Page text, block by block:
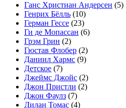
Ганс Христиан Андерсен (5)
Генрих Бёлль (10)
Герман Гессе (23)
Ги де Мопассан (6)
Грэм Грин (2)
Гюстав Флобер (2)
Даниил Хармс (9)
Детское (7)
Джеймс Джойс (2)
Джон Пристли (2)
Джон Фаулз (7)
Дилан Томас (4)